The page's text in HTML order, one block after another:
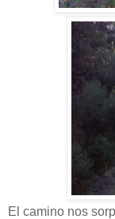
El camino nos